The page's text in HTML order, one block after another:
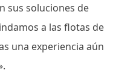
sus soluciones de
a las flotas de
una experiencia aún